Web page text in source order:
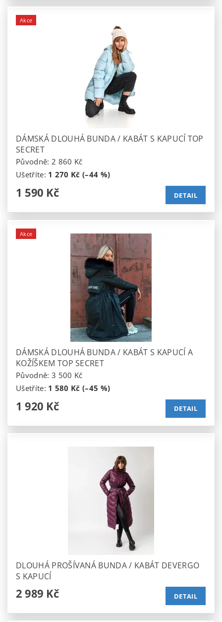
Akce
DÁMSKÁ DLOUHÁ BUNDA / KABÁT S KAPUCÍ TOP
SECRET
Původně: 2 860 Kč
Ušetříte: 1 270 Kč (–44 %)
1 590 Kč DETAIL
Akce
DÁMSKÁ DLOUHÁ BUNDA / KABÁT S KAPUCÍ A
KOŽÍŠKEM TOP SECRET
Původně: 3 500 Kč
Ušetříte: 1 580 Kč (–45 %)
1 920 Kč DETAIL
DLOUHÁ PROŠÍVANÁ BUNDA / KABÁT DEVERGO
S KAPUCÍ
2 989 Kč DETAIL